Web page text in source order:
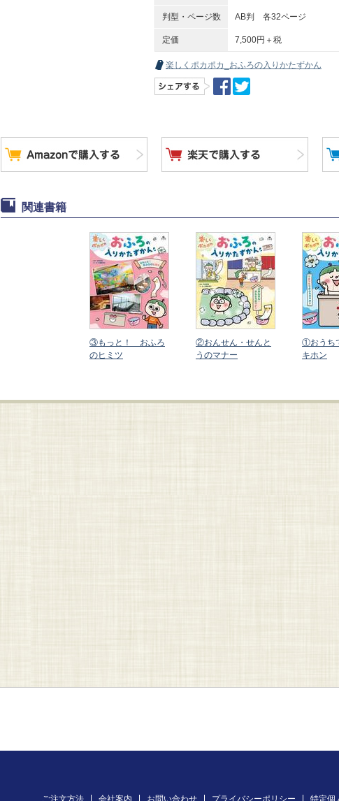
判型・ページ数 AB判 各32ページ
定価 7,500円＋税
楽しくポカポカ_おふろの入りかたずかん
関連書籍
③もっと！ おふろ
のヒミツ
②おんせん・せんと
うのマナー
①おうち
キホン